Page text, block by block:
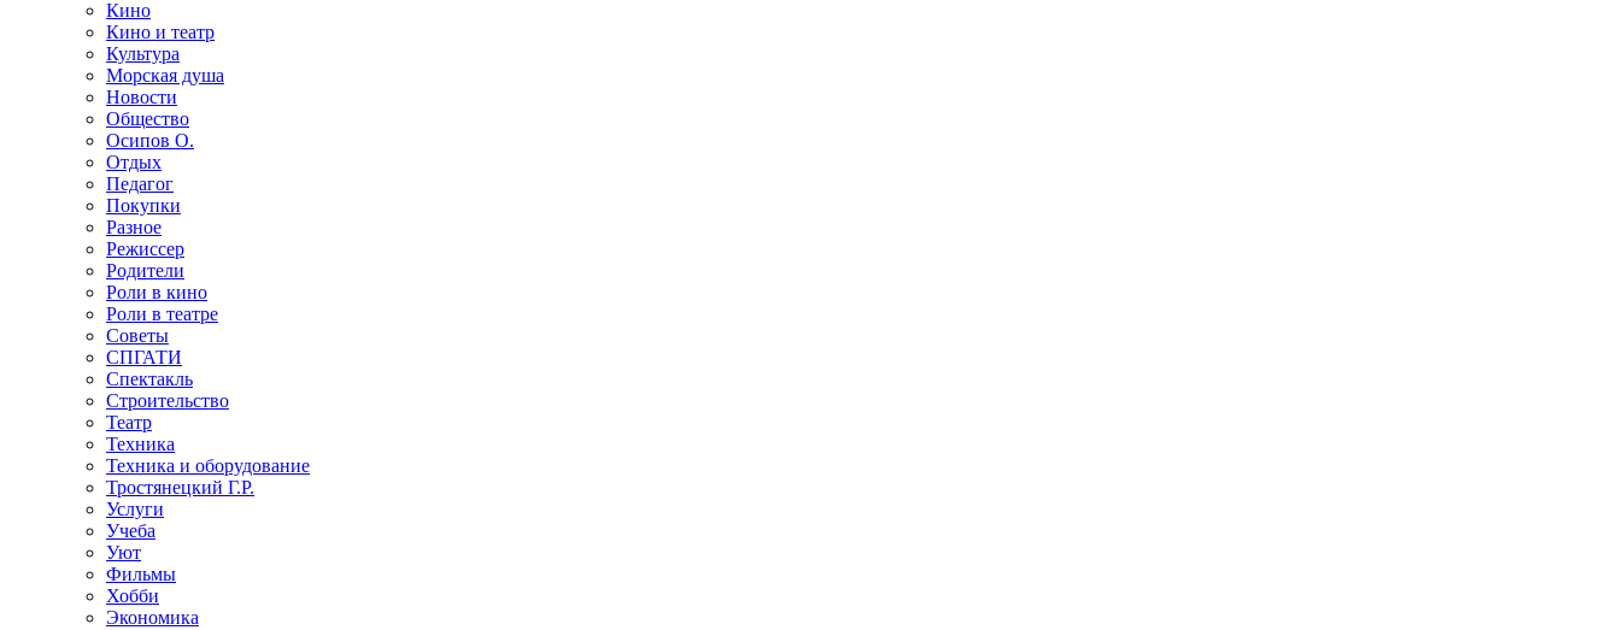
Кино
Кино и театр
Культура
Морская душа
Новости
Общество
Осипов О.
Отдых
Педагог
Покупки
Разное
Режиссер
Родители
Роли в кино
Роли в театре
Советы
СПГАТИ
Спектакль
Строительство
Театр
Техника
Техника и оборудование
Тростянецкий Г.Р.
Услуги
Учеба
Уют
Фильмы
Хобби
Экономика